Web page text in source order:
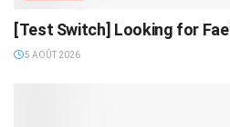
[Test Switch] Looking for Fael
5 AOÛT 2026